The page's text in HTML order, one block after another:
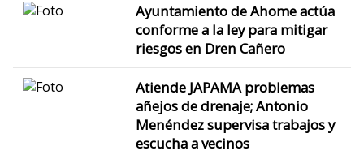
Ayuntamiento de Ahome actúa
conforme a la ley para mitigar
riesgos en Dren Cañero
Atiende JAPAMA problemas
añejos de drenaje; Antonio
Menéndez supervisa trabajos y
escucha a vecinos